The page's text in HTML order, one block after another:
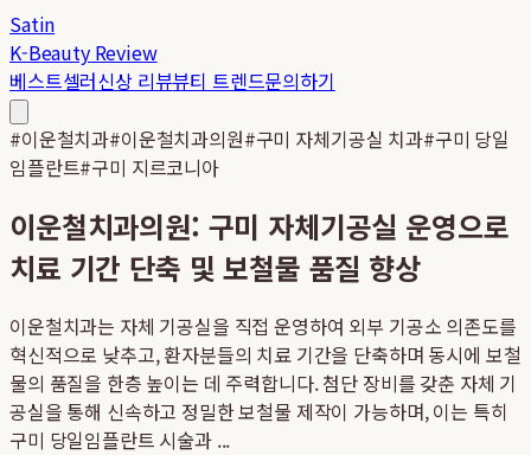
Satin
K-Beauty Review
베스트셀러신상 리뷰뷰티 트렌드문의하기
#이운철치과#이운철치과의원#구미 자체기공실 치과#구미 당일
임플란트#구미 지르코니아
이운철치과의원: 구미 자체기공실 운영으로
치료 기간 단축 및 보철물 품질 향상
이운철치과는 자체 기공실을 직접 운영하여 외부 기공소 의존도를
혁신적으로 낮추고, 환자분들의 치료 기간을 단축하며 동시에 보철
물의 품질을 한층 높이는 데 주력합니다. 첨단 장비를 갖춘 자체 기
공실을 통해 신속하고 정밀한 보철물 제작이 가능하며, 이는 특히
구미 당일임플란트 시술과 ...